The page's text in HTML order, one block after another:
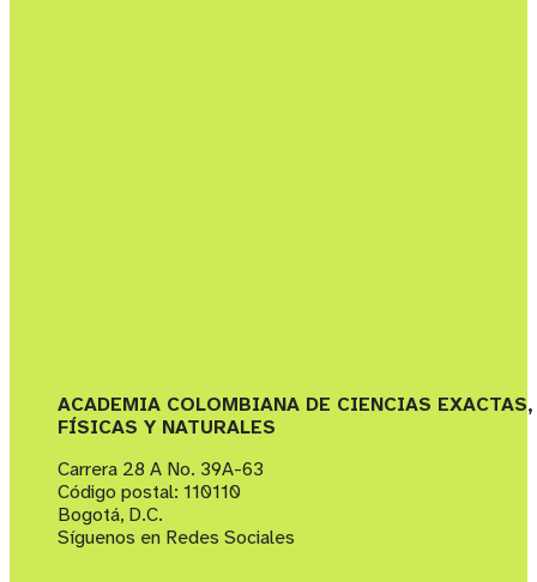
ACADEMIA COLOMBIANA DE CIENCIAS EXACTAS,
FÍSICAS Y NATURALES
Carrera 28 A No. 39A-63
Código postal: 110110
Bogotá, D.C.
Síguenos en Redes Sociales